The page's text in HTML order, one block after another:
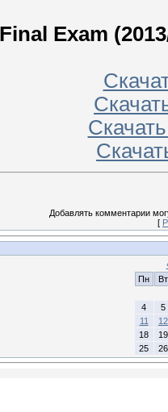
Exam
Добавлять комментарии
[
Пн
Вт
4
5
11
12
18
19
25
26